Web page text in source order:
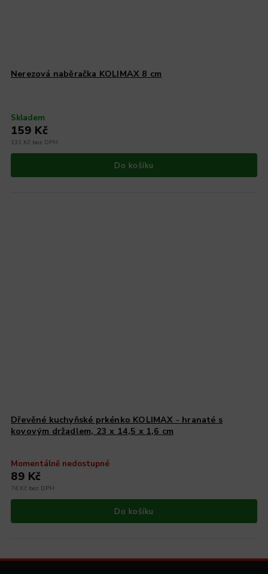
Nerezová naběračka KOLIMAX 8 cm
Skladem
131 Kč bez DPH
159 Kč
Do košíku
Dřevěné kuchyňské prkénko KOLIMAX - hranaté s
kovovým držadlem, 23 x 14,5 x 1,6 cm
Momentálně nedostupné
74 Kč bez DPH
89 Kč
Do košíku